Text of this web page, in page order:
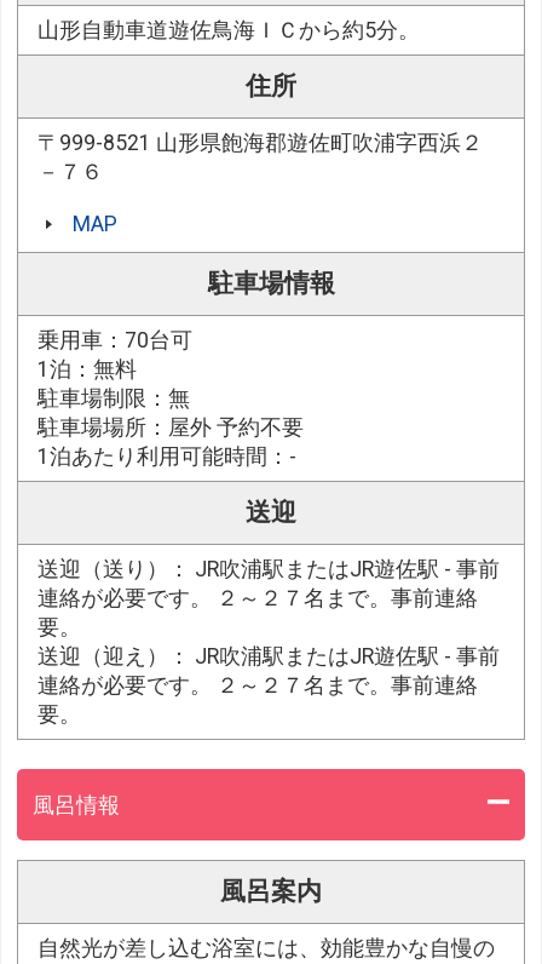
山形自動車道遊佐鳥海ＩＣから約5分。
住所
〒999-8521 山形県飽海郡遊佐町吹浦字西浜２
－７６
MAP
駐車場情報
乗用車：70台可
1泊：無料
駐車場制限：無
駐車場場所：屋外 予約不要
1泊あたり利用可能時間：-
送迎
送迎（送り）： JR吹浦駅またはJR遊佐駅 - 事前
連絡が必要です。 ２～２７名まで。事前連絡
要。
送迎（迎え）： JR吹浦駅またはJR遊佐駅 - 事前
連絡が必要です。 ２～２７名まで。事前連絡
要。
風呂情報
風呂案内
自然光が差し込む浴室には、効能豊かな自慢の